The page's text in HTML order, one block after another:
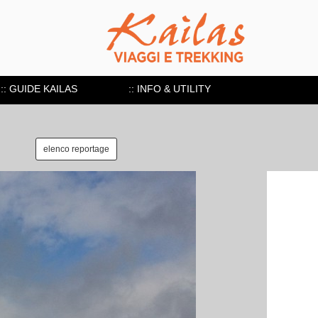
:: GUIDE KAILAS :: INFO & UTILITY